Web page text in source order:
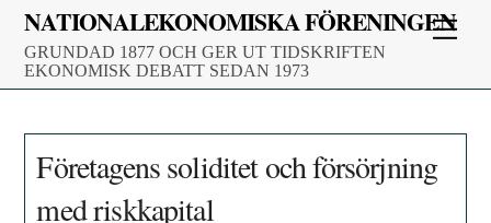
Skip
content
NATIONALEKONOMISKA FÖRENINGEN
GRUNDAD 1877 OCH GER UT TIDSKRIFTEN
EKONOMISK DEBATT SEDAN 1973
Företagens soliditet och försörjning
med riskkapital